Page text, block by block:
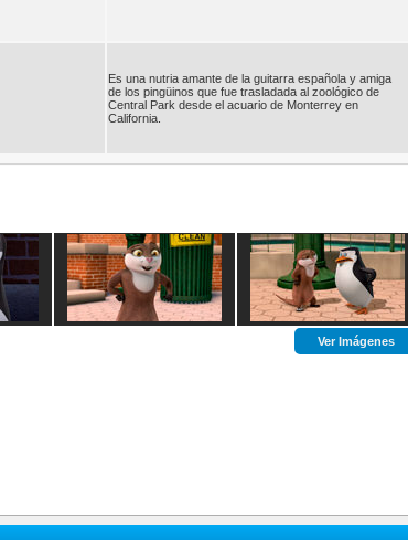
Es una nutria amante de la guitarra española y amiga
de los pingüinos que fue trasladada al zoológico de
Central Park desde el acuario de Monterrey en
California.
Ver Imágenes